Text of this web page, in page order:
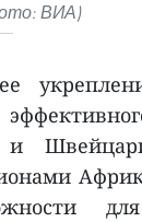
ВИА)
и